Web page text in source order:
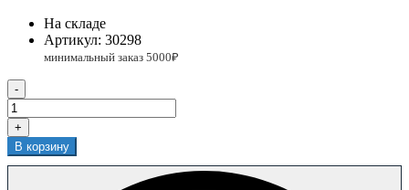
На складе
Артикул: 30298
-
+
В корзину